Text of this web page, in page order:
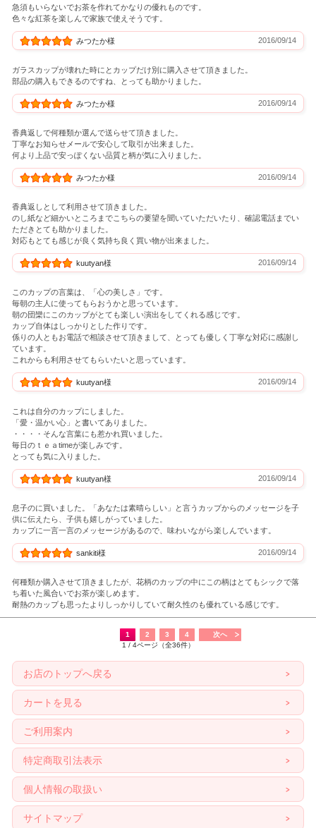
急須もいらないでお茶を作れてかなりの優れものです。
色々な紅茶を楽しんで家族で使えそうです。
みつたか様 2016/09/14
ガラスカップが壊れた時にとカップだけ別に購入させて頂きました。
部品の購入もできるのですね、とっても助かりました。
みつたか様 2016/09/14
香典返しで何種類か選んで送らせて頂きました。
丁寧なお知らせメールで安心して取引が出来ました。
何より上品で安っぽくない品質と柄が気に入りました。
みつたか様 2016/09/14
香典返しとして利用させて頂きました。
のし紙など細かいところまでこちらの要望を聞いていただいたり、確認電話までい
ただきとても助かりました。
対応もとても感じが良く気持ち良く買い物が出来ました。
kuutyan様 2016/09/14
このカップの言葉は、「心の美しさ」です。
毎朝の主人に使ってもらおうかと思っています。
朝の団欒にこのカップがとても楽しい演出をしてくれる感じです。
カップ自体はしっかりとした作りです。
係りの人ともお電話で相談させて頂きまして、とっても優しく丁寧な対応に感謝し
ています。
これからも利用させてもらいたいと思っています。
kuutyan様 2016/09/14
これは自分のカップにしました。
「愛・温かい心」と書いてありました。
・・・・そんな言葉にも惹かれ買いました。
毎日のｔｅａtimeが楽しみです。
とっても気に入りました。
kuutyan様 2016/09/14
息子のに買いました。「あなたは素晴らしい」と言うカップからのメッセージを子
供に伝えたら、子供も嬉しがっていました。
カップに一言一言のメッセージがあるので、味わいながら楽しんでいます。
sankiti様 2016/09/14
何種類か購入させて頂きましたが、花柄のカップの中にこの柄はとてもシックで落
ち着いた風合いでお茶が楽しめます。
耐熱のカップも思ったよりしっかりしていて耐久性のも優れている感じです。
1 2 3 4
次へ
1 / 4ページ（全36件）
お店のトップへ戻る
カートを見る
ご利用案内
特定商取引法表示
個人情報の取扱い
サイトマップ